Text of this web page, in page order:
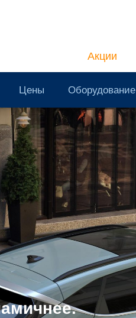
Акции
Цены Оборудование